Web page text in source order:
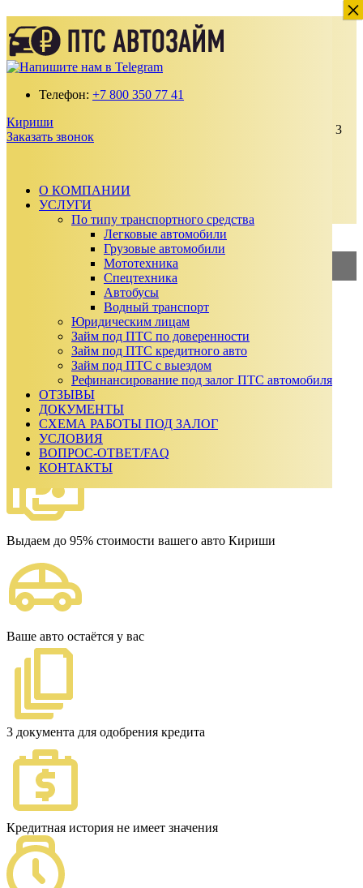
Телефон: +7 800 350 77 41
Кириши
Заказать звонок
О КОМПАНИИ
УСЛУГИ
По типу транспортного средства
Легковые автомобили
Грузовые автомобили
Мототехника
Спецтехника
Автобусы
Водный транспорт
Юридическим лицам
Займ под ПТС по доверенности
Займ под ПТС кредитного авто
Займ под ПТС с выездом
Рефинансирование под залог ПТС автомобиля
ОТЗЫВЫ
ДОКУМЕНТЫ
СХЕМА РАБОТЫ ПОД ЗАЛОГ
УСЛОВИЯ
ВОПРОС-ОТВЕТ/FAQ
КОНТАКТЫ
Займ под ПТС по доверенности в
Киришах
100% одобрение даже с плохой кредитной
Выдаем от 30 000 до 15 000 000 ₽ на срок до 3
лет
Автомобиль остается у вас
Заказать звонок
Калькулятор займа
Займ под ПТС
Займ под АВТО
Сумма займа
Срок займа
Ежемесячный платеж:
Сумма к возврату:0₽
Получить одобрение
Наши преимущества
Выдаем до 95% стоимости вашего авто Кириши
Ваше авто остаётся у вас
3 документа для одобрения кредита
Кредитная история не имеет значения
×
×